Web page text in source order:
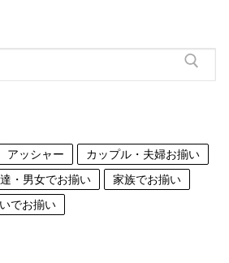
アッシャー
カップル・夫婦お揃い
・男女でお揃い
家族でお揃い
でお揃い